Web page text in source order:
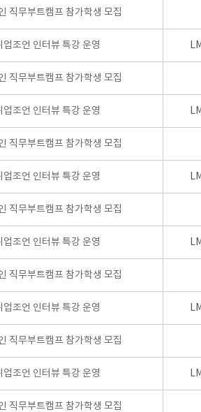
직무부트캠프 참가학생 모집
조언 인터뷰 특강 운영
직무부트캠프 참가학생 모집
조언 인터뷰 특강 운영
직무부트캠프 참가학생 모집
조언 인터뷰 특강 운영
직무부트캠프 참가학생 모집
조언 인터뷰 특강 운영
직무부트캠프 참가학생 모집
조언 인터뷰 특강 운영
직무부트캠프 참가학생 모집
조언 인터뷰 특강 운영
직무부트캠프 참가학생 모집